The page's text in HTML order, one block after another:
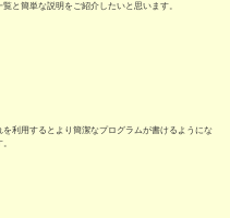
と簡単な説明をご紹介したいと思います。
利用するとより簡潔なプログラムが書けるようにな